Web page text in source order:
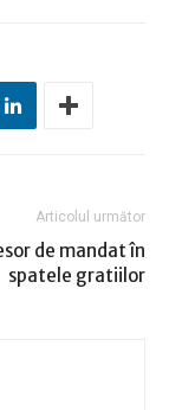
Articolul următor
de mandat în
spatele gratiilor